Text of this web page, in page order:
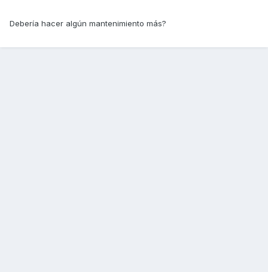
Debería hacer algún mantenimiento más?